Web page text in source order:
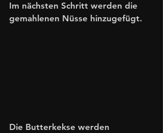
Im nächsten Schritt werden die
gemahlenen Nüsse hinzugefügt.
Die Butterkekse werden